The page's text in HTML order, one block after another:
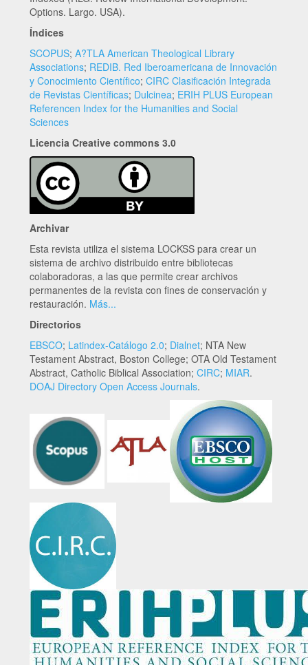
Options. Largo. USA).
Índices
SCOPUS; A?TLA American Theological Library
Associations; REDIB. Red Iberoamericana de Innovación
y Conocimiento Científico; CIRC Clasificación Integrada
de Revistas Científicas; Dulcinea; ERIH PLUS European
Referencen Index for the Humanities and Social
Sciences
Licencia Creative commons 3.0
Archivar
Esta revista utiliza el sistema LOCKSS para crear un
sistema de archivo distribuido entre bibliotecas
colaboradoras, a las que permite crear archivos
permanentes de la revista con fines de conservación y
restauración. Más...
Directorios
EBSCO; Latindex-Catálogo 2.0; Dialnet; NTA New
Testament Abstract, Boston College; OTA Old Testament
Abstract, Catholic Biblical Association; CIRC; MIAR.
DOAJ Directory Open Access Journals.